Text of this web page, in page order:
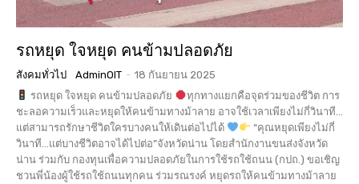
รถหยุด ใจหยุด คนข้ามปลอดภัย
สังคมทั่วไป AdminOIT - 18 กันยายน 2025
รถหยุด ใจหยุด คนข้ามปลอดภัย
ทุกทางแยกคือจุดร่วมของชีวิต การ
ชะลอความเร็วและหยุดให้คนข้ามทางม้าลาย อาจใช้เวลาเพียงไม่กี่วินาที...
แต่สามารถรักษาชีวิตใครบางคนให้เดินต่อไปได้
“คุณหยุดเพียงไม่กี่
วินาที…แต่บางชีวิตอาจได้ไปต่อ”จังหวัดน่าน โดยสำนักงานขนส่งจังหวัด
น่าน ร่วมกับ กองทุนเพื่อความปลอดภัยในการใช้รถใช้ถนน (กปถ.) ขอเชิญ
ชวนพี่น้องผู้ใช้รถใช้ถนนทุกคน ร่วมรณรงค์ หยุดรถให้คนข้ามทางม้าลาย